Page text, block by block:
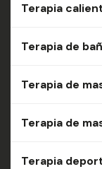
Terapia
Terapia de
Terapia de
Terapia de
Terapia